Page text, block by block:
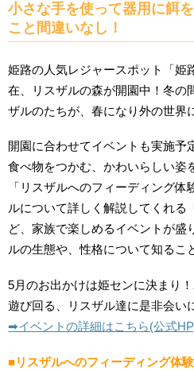
小さな手を使って器用に餌
こと間違いなし！
姫路の人気レジャースポット「姫
在、リスザルの森が開園中！冬の
ザルのたちが、春になり外の世界
開園に合わせてイベントも実施予
食べ物をつかむ、かわいらしい姿
「リスザルへのフィーディング
ルについて詳しく解説してくれる
ど、家族で楽しめるイベントが盛
ルの生態や、性格について知るこ
5月のお出かけは姫センに決まり
遊び回る、リスザル達に是非会い
➡︎イベントの詳細はこちら(公式
■リスザルへのフィーディング体験